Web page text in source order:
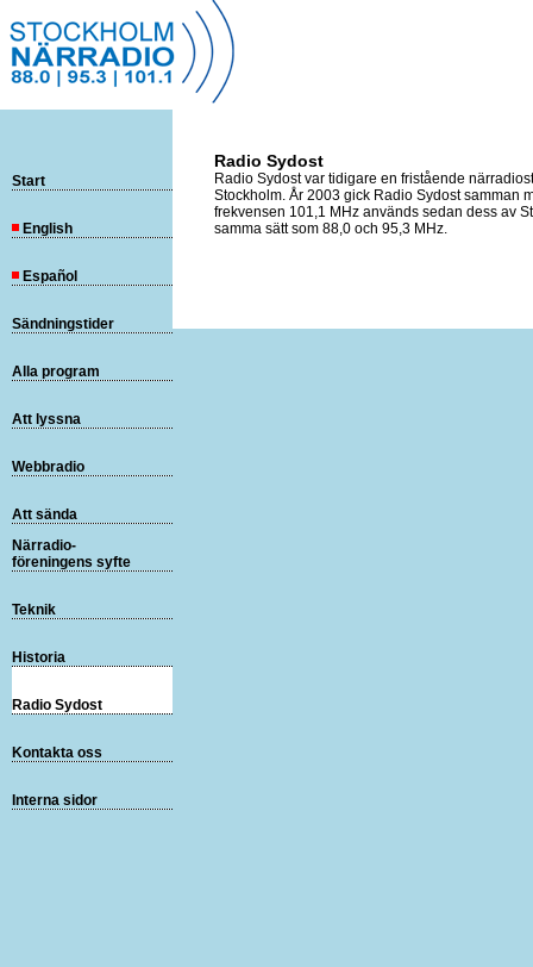
Radio Sydost
Radio Sydost var tidigare en fristående
Stockholm. År 2003 gick Radio Sydost samman
frekvensen 101,1 MHz används sedan dess av
samma sätt som 88,0 och 95,3 MHz.
Start
English
Español
Sändningstider
Alla program
Att lyssna
Webbradio
Att sända
Närradio-
föreningens syfte
Teknik
Historia
Radio Sydost
Kontakta oss
Interna sidor